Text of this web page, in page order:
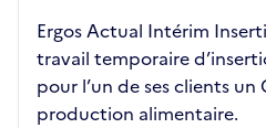
Ergos Actual Intérim
travail temporaire
pour l’un de ses clients
production alimentaire.